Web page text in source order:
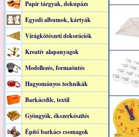
Papír tárgyak, dekupázs
Egyedi albumok, kártyák
Virágkötészeti dekorációk
Kreatív alapanyagok
Modellezés, formaöntés
Hagyományos technikák
Barkácsfilc, textil
Gyöngyök, ékszerkészítés
Építő barkács csomagok